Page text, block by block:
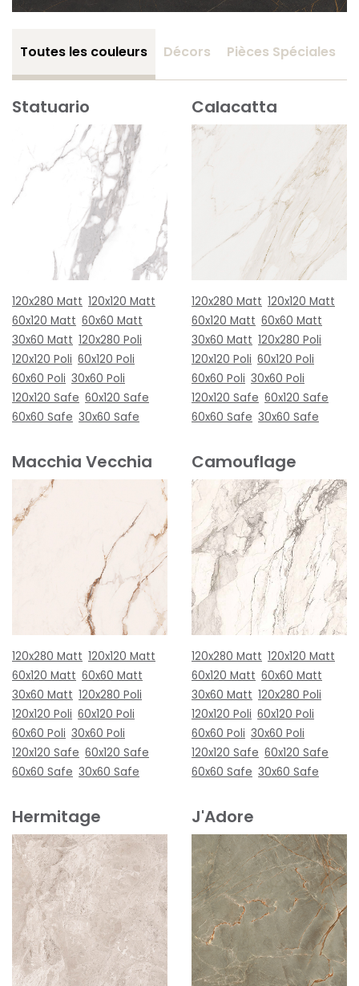
Toutes les couleurs Décors Pièces Spéciales
Statuario
120x280 Matt 120x120 Matt
60x120 Matt 60x60 Matt
30x60 Matt 120x280 Poli
120x120 Poli 60x120 Poli
60x60 Poli 30x60 Poli
120x120 Safe 60x120 Safe
60x60 Safe 30x60 Safe
Calacatta
120x280 Matt 120x120 Matt
60x120 Matt 60x60 Matt
30x60 Matt 120x280 Poli
120x120 Poli 60x120 Poli
60x60 Poli 30x60 Poli
120x120 Safe 60x120 Safe
60x60 Safe 30x60 Safe
Macchia Vecchia
120x280 Matt 120x120 Matt
60x120 Matt 60x60 Matt
30x60 Matt 120x280 Poli
120x120 Poli 60x120 Poli
60x60 Poli 30x60 Poli
120x120 Safe 60x120 Safe
60x60 Safe 30x60 Safe
Camouflage
120x280 Matt 120x120 Matt
60x120 Matt 60x60 Matt
30x60 Matt 120x280 Poli
120x120 Poli 60x120 Poli
60x60 Poli 30x60 Poli
120x120 Safe 60x120 Safe
60x60 Safe 30x60 Safe
Hermitage J'Adore